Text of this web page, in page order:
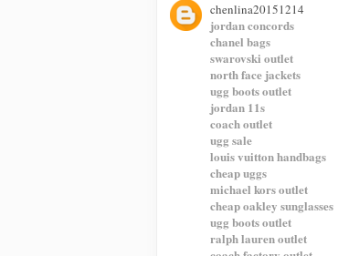
chenlina20151214
jordan concords
chanel bags
swarovski outlet
north face jackets
ugg boots outlet
jordan 11s
coach outlet
ugg sale
louis vuitton handbags
cheap uggs
michael kors outlet
cheap oakley sunglasses
ugg boots outlet
ralph lauren outlet